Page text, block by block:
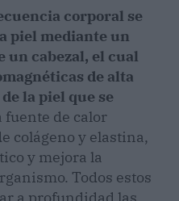
corporal se
piel mediante un
un cabezal, el cual
de alta
la piel que se
fuente de calor
colágeno y elastina,
y mejora la
Todos estos
a profundidad las